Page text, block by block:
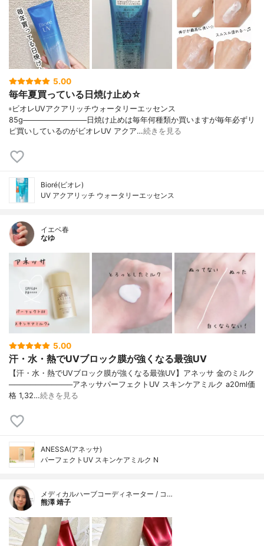
5.00
毎年夏買っている日焼け止め☆
▫️ビオレUVアクアリッチウォータリーエッセンス
85g────────────日焼け止めは毎年何種類か買いますが毎年必ずリ
ピ買いしているのがビオレUV アクア…続きを見る
Bioré(ビオレ)
UV アクアリッチ ウォータリーエッセンス
イエベ春
なゆ
5.00
汗・水・熱でUVブロック膜が強くなる最強UV
【汗・水・熱でUVブロック膜が強くなる最強UV】アネッサ 金のミルク
────────────アネッサパーフェクトUV スキンケアミルク a20ml価
格 1,32…続きを見る
ANESSA(アネッサ)
パーフェクトUV スキンケアミルク N
メディカルハーブコーディネーター / コ…
熊澤 靖子